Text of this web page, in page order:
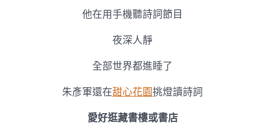
他在用手機聽詩詞節目
夜深人靜
全部世界都進睡了
朱彥軍還在甜心花園挑燈讀詩詞
愛好逛藏書樓或書店